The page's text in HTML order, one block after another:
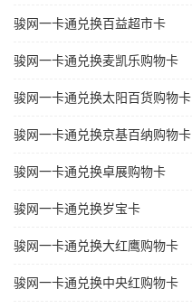
骏网一卡通兑换百益超市卡
骏网一卡通兑换麦凯乐购物卡
骏网一卡通兑换太阳百货购物卡
骏网一卡通兑换京基百纳购物卡
骏网一卡通兑换卓展购物卡
骏网一卡通兑换岁宝卡
骏网一卡通兑换大红鹰购物卡
骏网一卡通兑换中央红购物卡